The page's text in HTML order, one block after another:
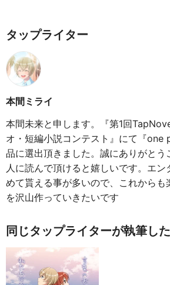
タップライター
本間ミライ
本間未来と申します。『第1回
オ・短編小説コンテスト』にて『one
品に選出頂きました。誠にありがとう
人に読んで頂けると嬉しいです。エン
めて貰える事が多いので、これからも
を沢山作っていきたいです
同じタップライターが執筆し